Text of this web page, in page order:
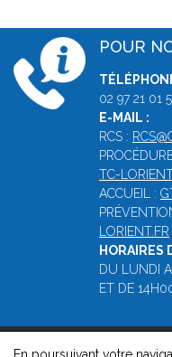
POUR
02 97 21 01
E-MAIL :
RCS :
TC-
ACCUEIL :
LORIENT.FR
HORAIRES
DU LUNDI
ET DE